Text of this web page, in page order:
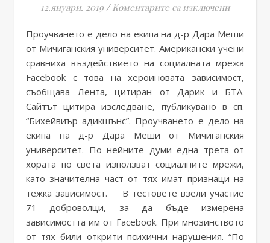
12.януари. 2019 / Коментарите са изключениза
Проучването е дело на екипа на д-р Дара Меши
от Мичиганския университет. Американски учени
сравниха въздействието на социалната мрежа
Facebook с това на хероиновата зависимост,
съобщава Лента, цитиран от Дарик и БТА.
Сайтът цитира изследване, публикувано в сп.
“Бихейвиър адикшънс”. Проучването е дело на
екипа на д-р Дара Меши от Мичиганския
университет. По нейните думи една трета от
хората по света използват социалните мрежи,
като значителна част от тях имат признаци на
тежка зависимост. В тестовете взели участие
71 доброволци, за да бъде измерена
зависимостта им от Facebook. При мнозинството
от тях били открити психични нарушения. “По